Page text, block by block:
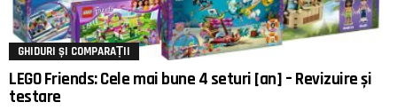
GHIDURI ȘI COMPARAȚII
LEGO Friends: Cele mai bune 4 seturi [an] – Revizuire și
testare